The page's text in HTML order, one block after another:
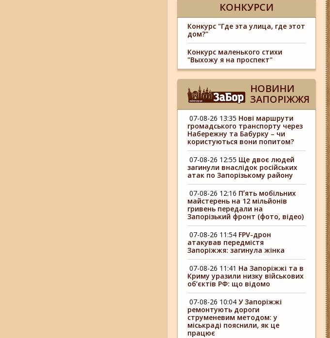
КОНКУРСИ
Конкурс "Где эта улица, где этот
дом?"
Конкурс маленького стихи
"Выхожу я на проспект"
НОВИНИ
ЗАПОРІЖЖЯ
07-08-26 13:35 Нові маршрути
громадського транспорту через
Набережну та Бабурку – чи
користуються вони попитом?
07-08-26 12:55 Ще двоє людей
загинули внаслідок російських
атак по Запорізькому району
07-08-26 12:16 Пʼять мобільних
майстерень на 12 мільйонів
гривень передали на
Запорізький фронт (фото, відео)
07-08-26 11:54 FPV-дрон
атакував передмістя
Запоріжжя: загинула жінка
07-08-26 11:41 На Запоріжжі та в
Криму уразили низку військових
об’єктів РФ: що відомо
07-08-26 10:04 У Запоріжжі
ремонтують дороги
струменевим методом: у
міськраді пояснили, як це
працює